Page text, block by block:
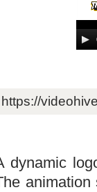
https://
dynamic